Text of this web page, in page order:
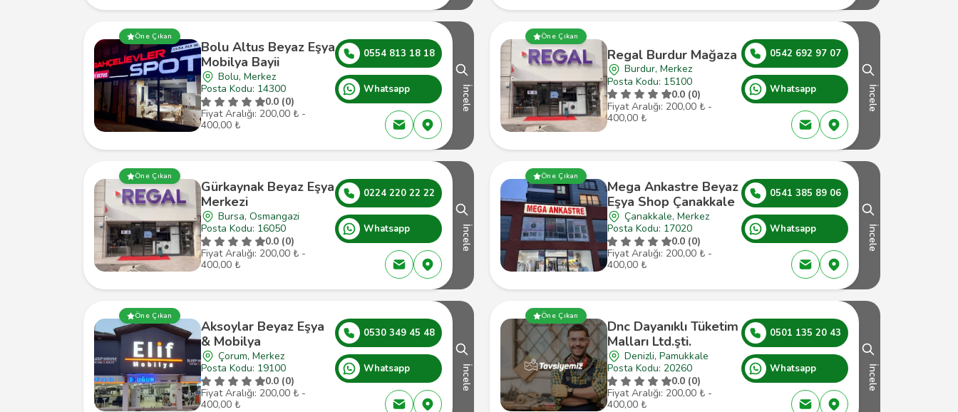
Öne Çıkan
Bolu Altus Beyaz Eşya
Mobilya Bayii
Bolu, Merkez
Posta Kodu: 14300
0.0 (0)
Fiyat Aralığı: 200,00 ₺ -
400,00 ₺
0554 813 18 18
Whatsapp İncele
Öne Çıkan
Regal Burdur Mağaza
Burdur, Merkez
Posta Kodu: 15100
0.0 (0)
Fiyat Aralığı: 200,00 ₺ -
400,00 ₺
0542 692 97 07
Whatsapp İncele
Öne Çıkan
Gürkaynak Beyaz Eşya
Merkezi
Bursa, Osmangazi
Posta Kodu: 16050
0.0 (0)
Fiyat Aralığı: 200,00 ₺ -
400,00 ₺
0224 220 22 22
Whatsapp İncele
Öne Çıkan
Mega Ankastre Beyaz
Eşya Shop Çanakkale
Çanakkale, Merkez
Posta Kodu: 17020
0.0 (0)
Fiyat Aralığı: 200,00 ₺ -
400,00 ₺
0541 385 89 06
Whatsapp İncele
Öne Çıkan
Aksoylar Beyaz Eşya
& Mobilya
Çorum, Merkez
Posta Kodu: 19100
0.0 (0)
Fiyat Aralığı: 200,00 ₺ -
400,00 ₺
0530 349 45 48
Whatsapp İncele
Öne Çıkan
Dnc Dayanıklı Tüketim
Malları Ltd.şti.
Denizli, Pamukkale
Posta Kodu: 20260
0.0 (0)
Fiyat Aralığı: 200,00 ₺ -
400,00 ₺
0501 135 20 43
Whatsapp İncele